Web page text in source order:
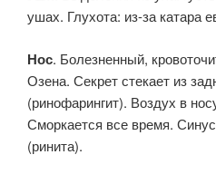
ушах. Глухота: из-за катара
Нос. Болезненный,
Озена. Секрет стекает из
(ринофарингит). Воздух в
Сморкается все время.
(ринита).